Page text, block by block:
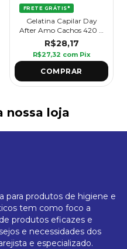
FRETE GRÁTIS*
Gelatina Capilar Day
After Amo Cachos 420 g
- Griffus
R$28,17
R$27,32 com Pix
nossa loja
para produtos de higiene e
tem como foco a
produtos eficazes e
e necessidades dos
e especializado.